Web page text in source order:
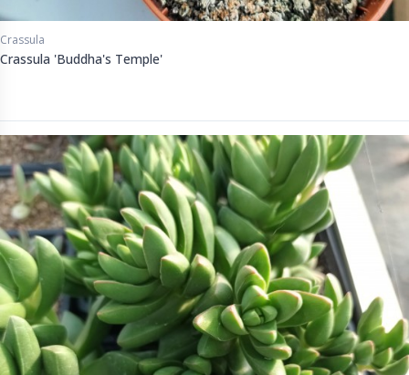
Crassula
Crassula 'Buddha's Temple'